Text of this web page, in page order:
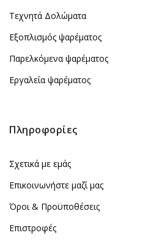
Τεχνητά Δολώματα
Εξοπλισμός ψαρέματος
Παρελκόμενα ψαρέματος
Εργαλεία ψαρέματος
Πληροφορίες
Σχετικά με εμάς
Επικοινωνήστε μαζί μας
Όροι & Προϋποθέσεις
Επιστροφές